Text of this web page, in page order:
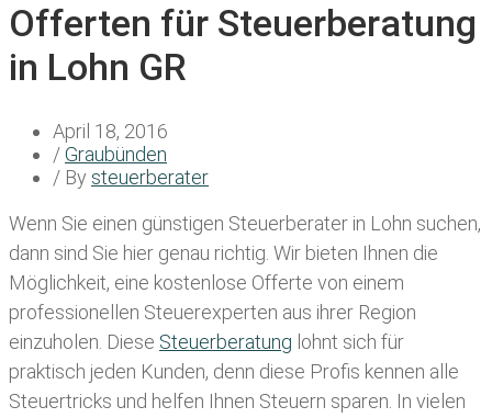
Offerten für Steuerberatung
in Lohn GR
April 18, 2016
/Graubünden
/ By steuerberater
Wenn Sie einen günstigen Steuerberater in Lohn suchen,
dann sind Sie hier genau richtig. Wir bieten Ihnen die
Möglichkeit, eine kostenlose Offerte von einem
professionellen Steuerexperten aus ihrer Region
einzuholen. Diese Steuerberatung lohnt sich für
praktisch jeden Kunden, denn diese Profis kennen alle
Steuertricks und helfen Ihnen Steuern sparen. In vielen